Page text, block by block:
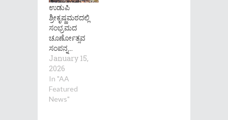
ಉಡುಪಿ
ಶ್ರೀಕೃಷ್ಣಮಠದಲ್ಲಿ
ಸಂಭ್ರಮದ
ಚೂರ್ಣೋತ್ಸವ
ಸಂಪನ್ನ…
January 15,
2026
In "AA
Featured
News"